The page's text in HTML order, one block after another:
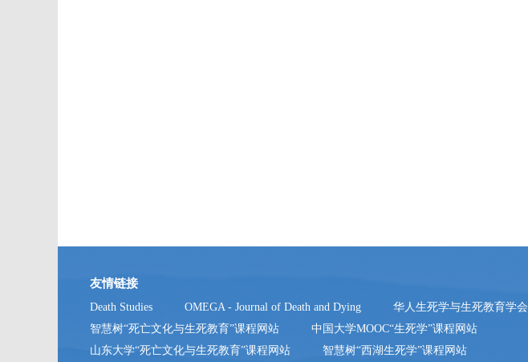
友情链接
Death Studies OMEGA - Journal of Death and Dying 华人生死学与生死教育学会
智慧树“死亡文化与生死教育”课程网站
中国大学MOOC“生死学”课程网站
山东大学“死亡文化与生死教育”课程网站
智慧树“西湖生死学”课程网站